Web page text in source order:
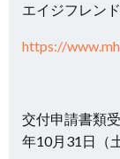
エイジフレン
https://
交付申請書類
年10月31日（